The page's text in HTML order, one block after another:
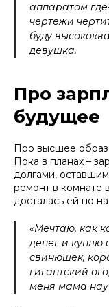
аппаратом
чертежи
буду
девушка.
Про
будущее
Про высшее
Пока в планах –
долгами,
ремонт в комнате
досталась ей по
«Мечтаю, как
денег и куплю
свинюшек,
гигантский
меня мама